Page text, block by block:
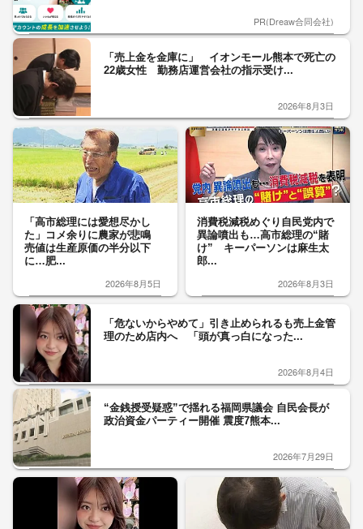
PR(Dreaw合同会社)
「売上金を金庫に」 イオンモール熊本で死亡の
22歳女性 勤務店運営会社の指示受け...
2026年8月3日
「高市総理には愛想尽かし
た」コメ余りに農家が悲鳴
売値は生産原価の半分以下
に…肥...
2026年8月5日
消費税減税めぐり自民党内で
異論噴出も…高市総理の“賭
け” キーパーソンは麻生太
郎...
2026年8月3日
「危ないからやめて」引き止められるも売上金管
理のため店内へ 「頭が真っ白になった...
2026年8月4日
“金銭授受疑惑”で揺れる福岡県議会 自民会長が
政治資金パーティー開催 震度7熊本...
2026年7月29日